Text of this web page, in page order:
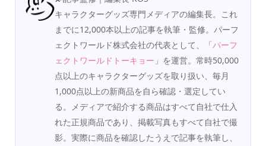
キャラクターグッズ専門メディアの編集長。これ
までに12,000本以上の記事を執筆・監修。パーフ
ェクトワールド株式会社の代表として、「パーフ
ェクトワールドトーキョー 」を運営。常時50,000
点以上のキャラクターグッズを取り扱い、毎月
1,000点以上の新商品を自ら確認・選定してい
る。メディアで紹介する商品はすべて自社で仕入
れた正規商品であり、掲載写真もすべて自社で撮
影。実際に商品を確認したうえで記事を執筆し、